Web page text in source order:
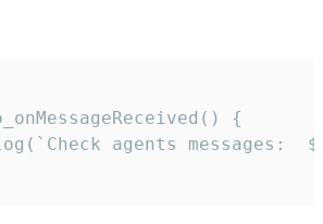
{